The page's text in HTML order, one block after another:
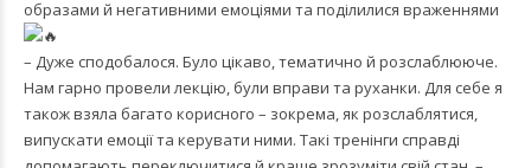
образами й негативними емоціями та поділилися враженнями
– Дуже сподобалося. Було цікаво, тематично й розслаблююче.
Нам гарно провели лекцію, були вправи та руханки. Для себе я
також взяла багато корисного – зокрема, як розслаблятися,
випускати емоції та керувати ними. Такі тренінги справді